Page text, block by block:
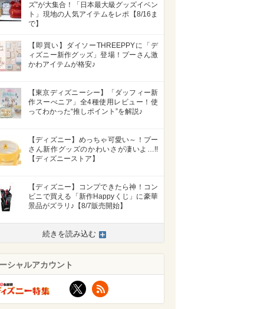
ズ”が大集合！「日本最大級グッズイベン
ト」現地の人気アイテムをレポ【8/16ま
で】
【即買い】ダイソーTHREEPPYに「デ
ィズニー新作グッズ」登場！プーさん激
かわアイテムが格安♪
【東京ディズニーシー】「ダッフィー新
作スーべニア」全4種使用レビュー！使
ってわかった“推しポイント”を解説♪
【ディズニー】めっちゃ可愛い～！プー
さん新作グッズのかわいさが凄いよ…!!
【ディズニーストア】
【ディズニー】コンプできたら神！コン
ビニで買える「新作Happyくじ」に豪華
景品がズラリ♪【8/7販売開始】
続きを読み込む
シャルアカウント
X